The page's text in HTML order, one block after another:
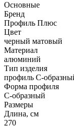
Основные
Бренд
Профиль Плюс
Цвет
черный матовый
Материал
алюминий
Тип изделия
профиль С-
Форма профиля
С-образный
Размеры
Длина, см
270